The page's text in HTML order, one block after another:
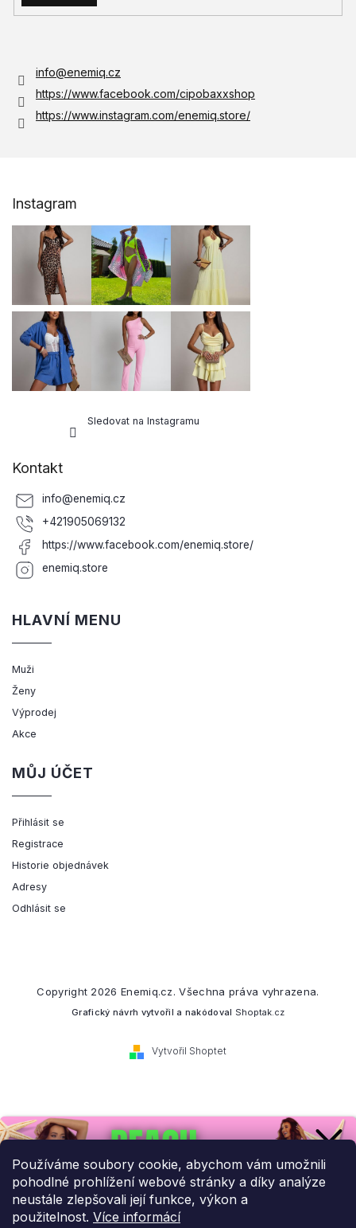
Používáme soubory cookie, abychom vám umožnili
pohodlné prohlížení webové stránky a díky analýze
neustále zlepšovali její funkce, výkon a
použitelnost. Více informácí
info@enemiq.cz
https://www.facebook.com/cipobaxxshop
https://www.instagram.com/enemiq.store/
Instagram
Sledovat na Instagramu
Kontakt
info@enemiq.cz
+421905069132
https://www.facebook.com/enemiq.store/
enemiq.store
HLAVNÍ MENU
Muži
Ženy
Výprodej
Akce
MŮJ ÚČET
Přihlásit se
Registrace
Historie objednávek
Adresy
Odhlásit se
Vytvořil Shoptet
Copyright 2026 Enemiq.cz. Všechna práva vyhrazena.
Grafický návrh vytvořil a nakódoval Shoptak.cz
Přihlaste se k našemu
newsletteru.
Budeme vám posílat informace o našich novinkách a slevových
akcích.